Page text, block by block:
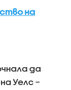
на
да
Уелс –